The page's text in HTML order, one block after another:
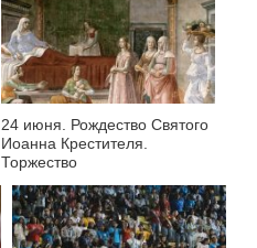
24 июня. Рождество Святого
Иоанна Крестителя.
Торжество